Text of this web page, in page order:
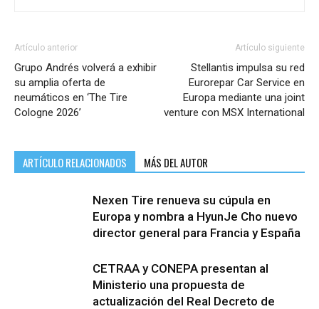
Artículo anterior
Grupo Andrés volverá a exhibir
su amplia oferta de
neumáticos en ‘The Tire
Cologne 2026’
Artículo siguiente
Stellantis impulsa su red
Eurorepar Car Service en
Europa mediante una joint
venture con MSX International
ARTÍCULO RELACIONADOS MÁS DEL AUTOR
Nexen Tire renueva su cúpula en
Europa y nombra a HyunJe Cho nuevo
director general para Francia y España
CETRAA y CONEPA presentan al
Ministerio una propuesta de
actualización del Real Decreto de